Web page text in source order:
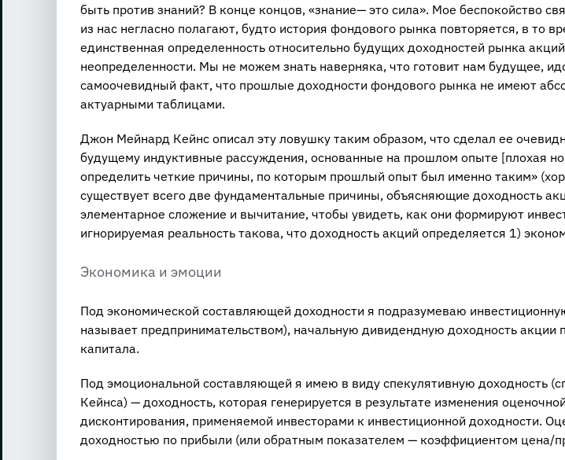
быть против знаний? В конце концов, «знание— это сила». Мое беспокойство
из нас негласно полагают, будто история фондового рынка повторяется, в то
единственная определенность относительно будущих доходностей рынка
неопределенности. Мы не можем знать наверняка, что готовит нам будущее,
самоочевидный факт, что прошлые доходности фондового рынка не имеют
актуарными таблицами.
Джон Мейнард Кейнс описал эту ловушку таким образом, что сделал ее
будущему индуктивные рассуждения, основанные на прошлом опыте [плохая
определить четкие причины, по которым прошлый опыт был именно таким»
существует всего две фундаментальные причины, объясняющие доходность
элементарное сложение и вычитание, чтобы увидеть, как они формируют
игнорируемая реальность такова, что доходность акций определяется 1)
Экономика и эмоции
Под экономической составляющей доходности я подразумеваю
называет предпринимательством), начальную дивидендную доходность
капитала.
Под эмоциональной составляющей я имею в виду спекулятивную доходность
Кейнса) — доходность, которая генерируется в результате изменения
дисконтирования, применяемой инвесторами к инвестиционной доходности.
доходностью по прибыли (или обратным показателем — коэффициентом цена/